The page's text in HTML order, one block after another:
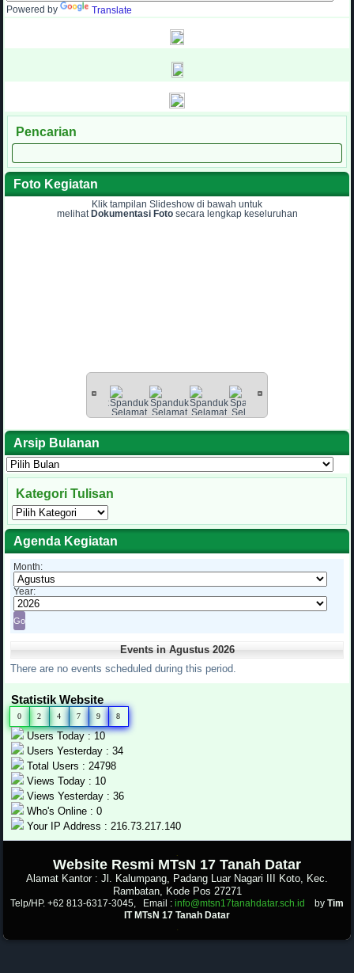
Powered by Translate
Pencarian
Foto Kegiatan
Klik tampilan Slideshow di bawah untuk
melihat Dokumentasi Fotosecara lengkap keseluruhan
Arsip Bulanan
Arsip
Bulanan
Kategori Tulisan
Kategori
Tulisan
Agenda Kegiatan
Month:
Year:
Events in Agustus 2026
There are no events scheduled during this period.
Statistik Website
0 2 4 7 9 8
Users Today : 10
Users Yesterday : 34
Total Users : 24798
Views Today : 10
Views Yesterday : 36
Who's Online : 0
Your IP Address : 216.73.217.140
Website Resmi MTsN 17 Tanah Datar
Alamat Kantor : Jl. Kalumpang, Padang Luar Nagari III Koto, Kec.
Rambatan, Kode Pos 27271
Telp/HP. +62 813-6317-3045, Email : info@mtsn17tanahdatar.sch.id by Tim
IT MTsN 17 Tanah Datar
.